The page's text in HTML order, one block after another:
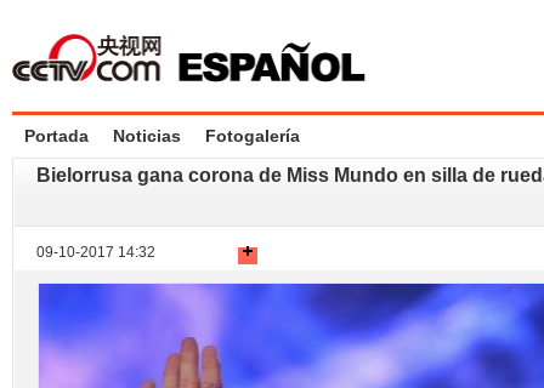
Portada Noticias Fotogalería
Bielorrusa gana corona de Miss Mundo en silla de
09-10-2017 14:32